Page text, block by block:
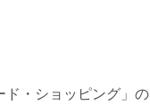
ド・ショッピング」の